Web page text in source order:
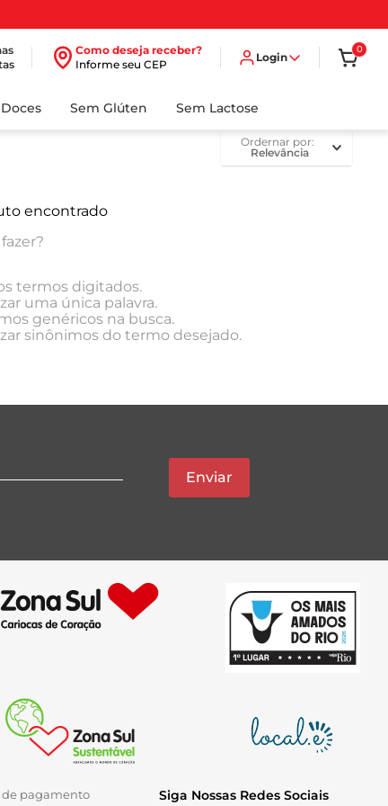
Como deseja receber?
Informe seu CEP
Login
0
Sem Glúten Sem Lactose
ordernar por
Relevância
encontrado
termos digitados.
uma única palavra.
genéricos na busca.
sinônimos do termo desejado.
Enviar
de pagamento Siga Nossas Redes Sociais